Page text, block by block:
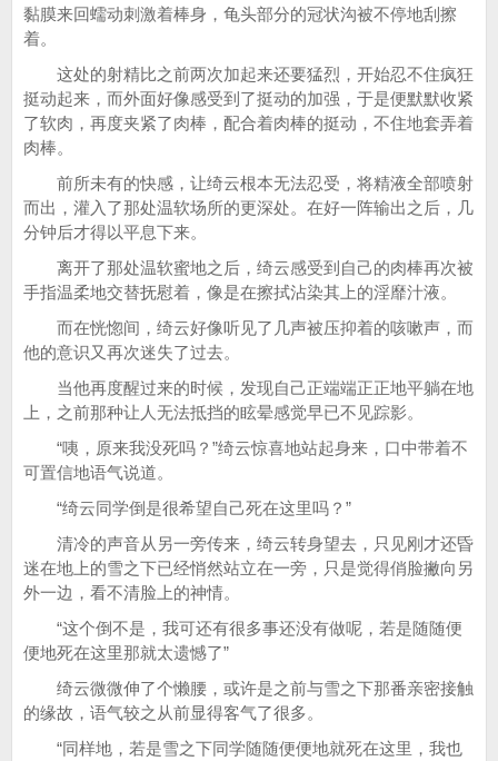
黏膜来回蠕动刺激着棒身，龟头部分的冠状沟被不停地刮擦
着。
这处的射精比之前两次加起来还要猛烈，开始忍不住疯狂
挺动起来，而外面好像感受到了挺动的加强，于是便默默收紧
了软肉，再度夹紧了肉棒，配合着肉棒的挺动，不住地套弄着
肉棒。
前所未有的快感，让绮云根本无法忍受，将精液全部喷射
而出，灌入了那处温软场所的更深处。在好一阵输出之后，几
分钟后才得以平息下来。
离开了那处温软蜜地之后，绮云感受到自己的肉棒再次被
手指温柔地交替抚慰着，像是在擦拭沾染其上的淫靡汁液。
而在恍惚间，绮云好像听见了几声被压抑着的咳嗽声，而
他的意识又再次迷失了过去。
当他再度醒过来的时候，发现自己正端端正正地平躺在地
上，之前那种让人无法抵挡的眩晕感觉早已不见踪影。
“咦，原来我没死吗？”绮云惊喜地站起身来，口中带着不
可置信地语气说道。
“绮云同学倒是很希望自己死在这里吗？”
清冷的声音从另一旁传来，绮云转身望去，只见刚才还昏
迷在地上的雪之下已经悄然站立在一旁，只是觉得俏脸撇向另
外一边，看不清脸上的神情。
“这个倒不是，我可还有很多事还没有做呢，若是随随便
便地死在这里那就太遗憾了”
绮云微微伸了个懒腰，或许是之前与雪之下那番亲密接触
的缘故，语气较之从前显得客气了很多。
“同样地，若是雪之下同学随随便便地就死在这里，我也